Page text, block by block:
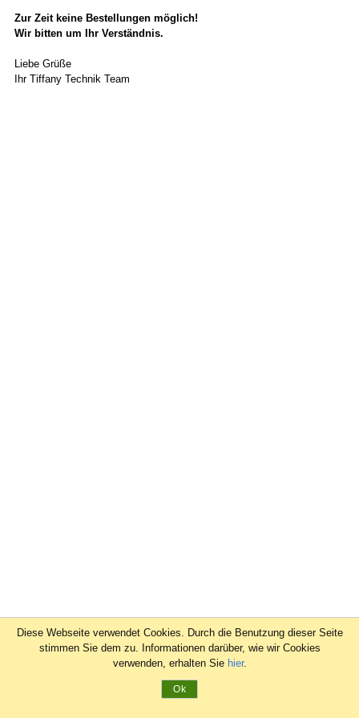
Zur Zeit keine Bestellungen möglich!
Wir bitten um Ihr Verständnis.
Liebe Grüße
Ihr Tiffany Technik Team
Diese Webseite verwendet Cookies. Durch die Benutzung dieser Seite
stimmen Sie dem zu. Informationen darüber, wie wir Cookies
verwenden, erhalten Sie hier.
Ok